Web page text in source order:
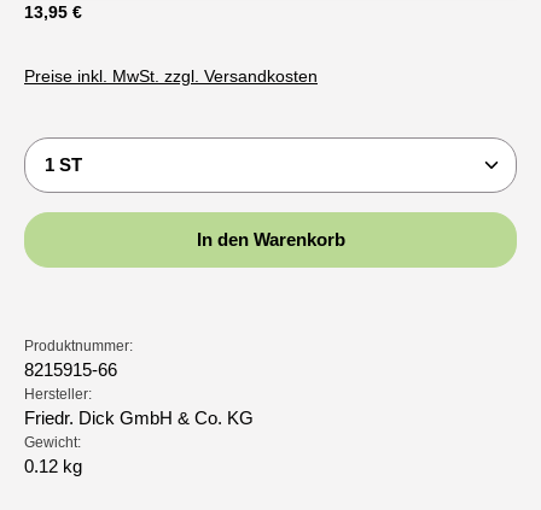
Regulärer Preis:
13,95 €
Preise inkl. MwSt. zzgl. Versandkosten
Produkt Anzahl: Gib den gewünschten Wert ein
In den Warenkorb
Produktnummer:
8215915-66
Hersteller:
Friedr. Dick GmbH & Co. KG
Gewicht:
0.12 kg